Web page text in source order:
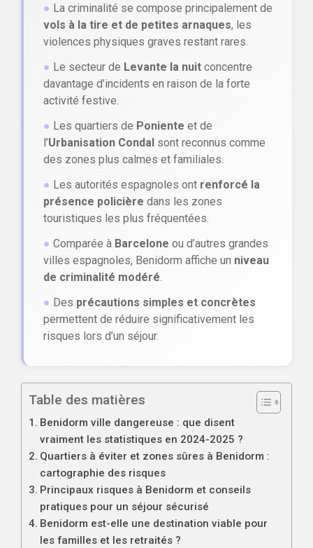
● La criminalité se compose principalement de
vols à la tire et de petites arnaques, les
violences physiques graves restant rares.
● Le secteur de Levante la nuit concentre
davantage d’incidents en raison de la forte
activité festive.
● Les quartiers de Poniente et de
l’Urbanisation Condal sont reconnus comme
des zones plus calmes et familiales.
● Les autorités espagnoles ont renforcé la
présence policière dans les zones
touristiques les plus fréquentées.
● Comparée à Barcelone ou d’autres grandes
villes espagnoles, Benidorm affiche un niveau
de criminalité modéré.
● Des précautions simples et concrètes
permettent de réduire significativement les
risques lors d’un séjour.
Table des matières
Benidorm ville dangereuse : que disent
vraiment les statistiques en 2024-2025 ?
Quartiers à éviter et zones sûres à Benidorm :
cartographie des risques
Principaux risques à Benidorm et conseils
pratiques pour un séjour sécurisé
Benidorm est-elle une destination viable pour
les familles et les retraités ?